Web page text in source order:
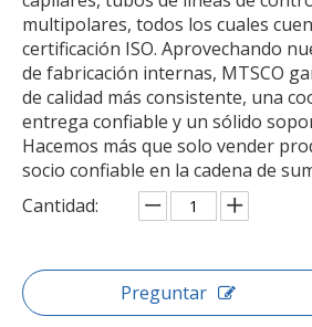
multipolares, todos los cuales
certificación ISO. Aprovechando
de fabricación internas, MTSCO
de calidad más consistente, una
entrega confiable y un sólido
Hacemos más que solo vender
socio confiable en la cadena de
Cantidad:
Preguntar